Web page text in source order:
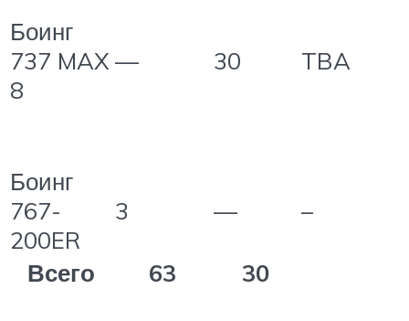
Боинг
737 MAX
8
— 30 TBA
Боинг
767-
200ER
3 — –
Всего 63 30